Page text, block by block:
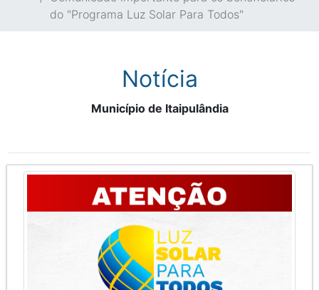
do "Programa Luz Solar Para Todos"
Notícia
Município de Itaipulândia